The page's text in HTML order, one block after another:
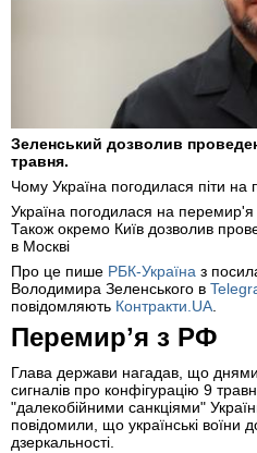
Зеленський дозволив
травня.
Чому Україна погодилася піти
Україна погодилася на перемир'я
Також окремо Київ дозволив
в Москві
Про це пише РБК-Україна з
Володимира Зеленського в
повідомляють Контракти.UA
Перемирʼя з РФ
Глава держави нагадав, що
сигналів про конфігурацію 9
"далекобійними санкціями"
повідомили, що українські воїни
дзеркальності.